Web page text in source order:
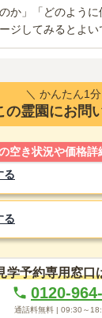
か」「どのよう
ジしてみるとよい
＼ かんたん1
の霊園にお問
空き状況や価格詳
る
る
学予約専用窓口
0120-
通話料無料 | 09:30～